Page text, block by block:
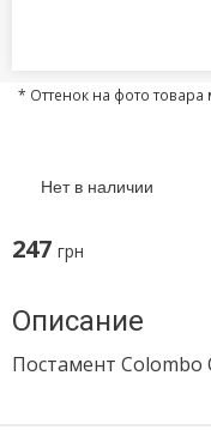
* Оттенок на фото товара
Нет в наличии
247 грн
Описание
Постамент Colombo